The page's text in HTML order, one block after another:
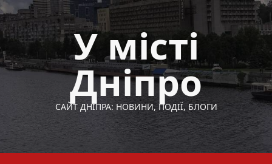
Перейти
до
вмісту
У місті
Дніпро
САЙТ ДНІПРА: НОВИНИ, ПОДІЇ, БЛОГИ